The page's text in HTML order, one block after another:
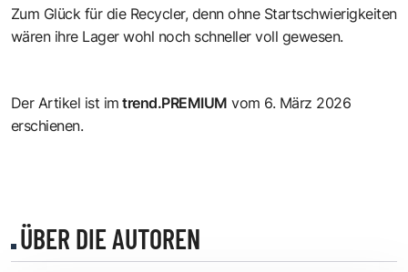
Zum Glück für die Recycler, denn ohne Startschwierigkeiten
wären ihre Lager wohl noch schneller voll gewesen.
Der Artikel ist im trend.PREMIUM vom 6. März 2026
erschienen.
ÜBER DIE AUTOREN